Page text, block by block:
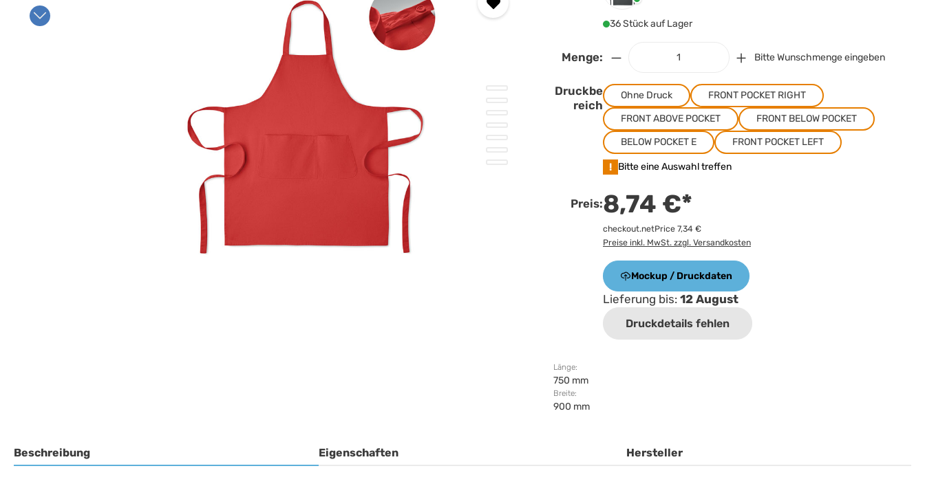
36 Stück auf Lager
Menge: Bitte Wunschmenge eingeben
Druckbe
reich
Ohne Druck
FRONT POCKET RIGHT
FRONT ABOVE POCKET
FRONT BELOW POCKET
BELOW POCKET E
FRONT POCKET LEFT
! Bitte eine Auswahl treffen
Preis:8,74 €*
checkout.netPrice 7,34 €
Preise inkl. MwSt. zzgl. Versandkosten
Mockup / Druckdaten
Lieferung bis: 12 August
Druckdetails fehlen
Länge:
750 mm
Breite:
900 mm
Beschreibung Eigenschaften Hersteller